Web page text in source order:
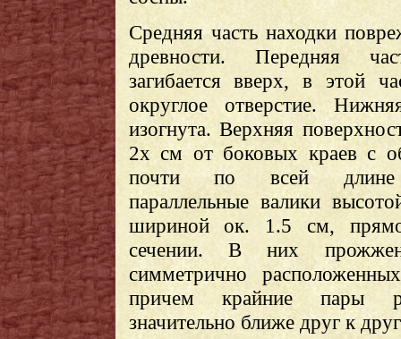
Средняя часть находки
древности. Передняя
загибается вверх, в этой
округлое отверстие.
изогнута. Верхняя
2х см от боковых краев с
почти по всей длине
параллельные валики
шириной ок. 1.5 см,
сечении. В них
симметрично
причем крайние пары
значительно ближе друг к